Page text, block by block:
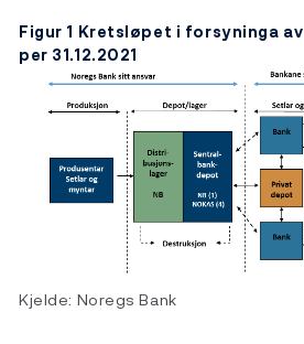
Figur 1 Kretsløpet i forsyninga
per 31.12.2021
Kjelde: Noregs Bank